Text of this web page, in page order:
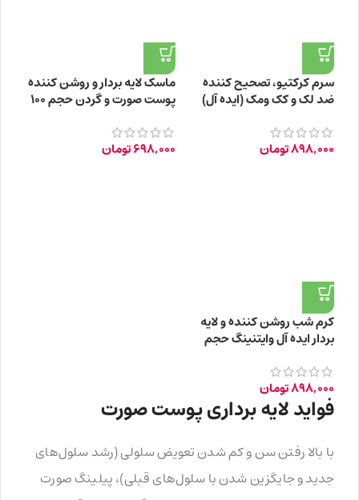
سرم کرکتیو، تصحیح کننده
ضد لک و کک ومک (ایده آل)
898,000تومان
ماسک لایه بردار و روشن کننده
پوست صورت و گردن حجم ۱۰۰
698,000تومان
کرم شب روشن کننده و لایه
بردار ایده آل وایتنینگ حجم
898,000تومان
فواید لایه برداری پوست صورت
با بالا رفتن سن و کم شدن تعویض سلولی (رشد سلول‌های
جدید و جایگزین شدن با سلول‌های قبلی)، پیلینگ صورت